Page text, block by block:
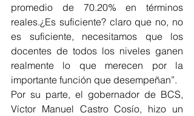
promedio de 70.20% en términos
reales.¿Es suficiente? claro que no, no
es suficiente, necesitamos que los
docentes de todos los niveles ganen
realmente lo que merecen por la
importante función que desempeñan”.
Por su parte, el gobernador de BCS,
Víctor Manuel Castro Cosío, hizo un